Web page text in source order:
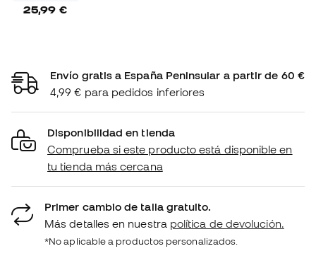
25,99 €
Envío gratis a España Peninsular a partir de 60 €
4,99 € para pedidos inferiores
Disponibilidad en tienda
Comprueba si este producto está disponible en
tu tienda más cercana
Primer cambio de talla gratuito.
Más detalles en nuestra política de devolución.
*No aplicable a productos personalizados.